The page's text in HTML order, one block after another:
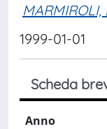
1999-01-01
Scheda
Anno